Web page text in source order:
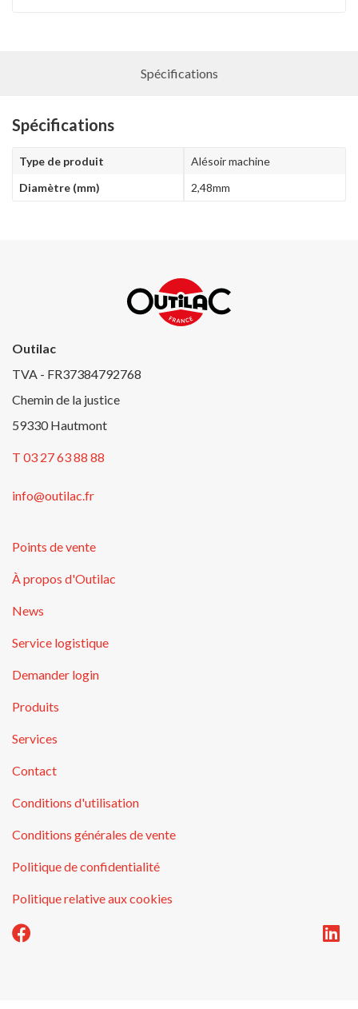
Spécifications
Spécifications
Type de produit
Alésoir machine
Diamètre (mm)
2,48mm
Outilac
TVA - FR37384792768
Chemin de la justice
59330 Hautmont
T 03 27 63 88 88
info@outilac.fr
Points de vente
À propos d'Outilac
News
Service logistique
Demander login
Produits
Services
Contact
Conditions d'utilisation
Conditions générales de vente
Politique de confidentialité
Politique relative aux cookies